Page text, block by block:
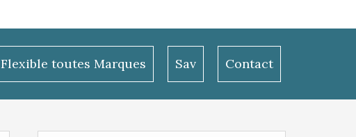
Flexible toutes Marques Sav Contact